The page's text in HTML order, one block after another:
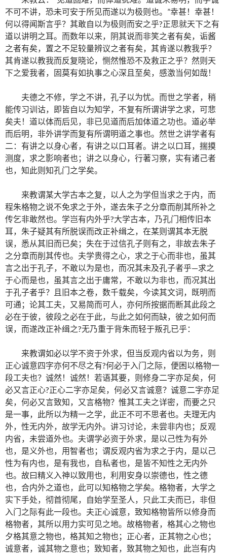
不可不讲，恐未可安于所见而遂以为极则也。”幸甚！幸甚！
何以得闻斯言乎？其敢自以为极则而安之乎?正思就天下之有
道以讲明之耳。而数年以来，阴其说而非笑之者有矣，诟酱
之者有矣，置之不足较量辨议之者有矣，其肯遂以教我乎？
其肯遂以教我而反复晓论，恻然惟恐不及救正之乎？然则天
下之爱我者，固莫有如执事之心深且至矣，感激当何如哉！
夫德之不修，学之不讲，孔子以为忧。而世之学者，稍
能传习训诂，即皆自以为知学，不复有所谓讲学之求，可悲
矣夫！道以体而后见，非已见道而后加体道之功也。道必举
而后明，非外讲学而复有所谓明道之事也。然世之讲学者有
二：有讲之以身心者，有讲之以口耳者。讲之以口耳，揣摸
测度，求之影响者也；讲之以身心，行著习察，实有诸己者
也，知此则知孔门之学矣。
来教谓某大学古本之复，以人之为学但当求之于内，而
程朱格物之说不免求之于外，遂去朱子之分章而削其所补之
传乞非敢然也。学岂有内外乎?大学古本，乃孔门相传旧本
耳，朱子疑其有所脱误而改正补缉之，在某则谓其本无脱
误，悉从其旧而已矣；失在于过信孔子则有之，非故去朱子
之分章而削其传也。夫学贵得之心，求之于心而非也，虽其
言之出于孔子，不敢以为是也，而况其未及孔子者乎—求之
于心而是也，虽其言之出于庸常，不敢以为非也，而况其出
于孔子者乎？且旧本之卷，数千载矣，今读其文词，既明而
可通；论其工夫，又易简而可人，亦何所按据而断其此段之
必在于彼，彼段之必在于此，与此之如何而缺，彼之如何而
误，而遂改正补缉之?无乃重于背朱而轻于叛孔已乎：
来教谓如必以学不资于外求，但当反观内省以为务，则
正心诚意四字亦何不尽之有?何必于入门之际，便困以格物一
段工夫也？诚然！诚然！若语其要，则修身二字亦足矣，何
必又言正心?正心二字亦足矣，何必又言诚意？诚意二字亦足
矣，何必又言致知，又言格物？惟其工夫之详密，而要之只
是一事，此所以为精一之学，此正不可不思者也。夫理无内
外，性无内外，故学无内外。讲习讨论，未尝非内也；反观
内省，未尝道外也。夫谓学必资于外求，是以己性为有外
也，是义外也，用智者也；谓反观内省为求之于内，是以己
性为有内也，是有我也，自私者也，是皆不知性之无内外
也。故曰精义入神以致用也，利用安身以崇德也，性之德
也，合内外之道也，此可以知格物之学矣。格物者，大学之
实下手处，彻首彻尾，自始学至圣人，只此工夫而已，非但
入门之际有此一段也。夫正心诚意，致知格物皆所以修身而
格物者，其所以用力实可见之地。故格物者，格其心之物也
夕格其意之物也，格其知之物也；正心者，正其物之心也；
诚意者，诚其物之意也；致知者，致其物之知也，此岂有内